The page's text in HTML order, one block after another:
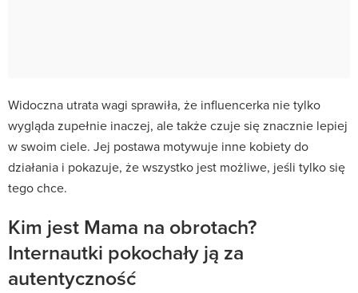
Widoczna utrata wagi sprawiła, że influencerka nie tylko
wygląda zupełnie inaczej, ale także czuje się znacznie lepiej
w swoim ciele. Jej postawa motywuje inne kobiety do
działania i pokazuje, że wszystko jest możliwe, jeśli tylko się
tego chce.
Kim jest Mama na obrotach?
Internautki pokochały ją za
autentyczność